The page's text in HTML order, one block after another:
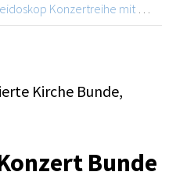
Konzertreihe mit Martin Pepper
Kirche Bunde,
Bunde